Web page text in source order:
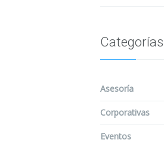
Categorías
Asesoría
Corporativas
Eventos